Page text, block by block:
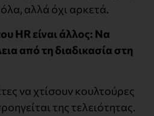
αλλά όχι αρκετά.
HR είναι άλλος: Να
από τη διαδικασία στη
να χτίσουν κουλτούρες
της τελειότητας.